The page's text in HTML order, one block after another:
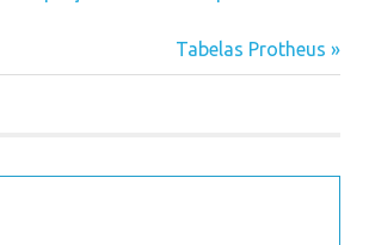
Next
Post:
Tabelas Protheus